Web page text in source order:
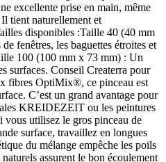
excellente prise en main, même
tient naturellement et
disponibles :Taille 40 (40 mm
fenêtres, les baguettes étroites et
100 (100 mm x 73 mm) : Un
surfaces. Conseil Createrra pour
fibres OptiMix®, ce pinceau est
C’est un grand avantage pour
KREIDEZEIT ou les peintures
vous utilisez le gros pinceau de
surface, travaillez en longues
du mélange empêche les poils
assurent le bon écoulement